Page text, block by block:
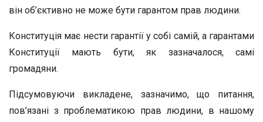
він об’єктивно не може бути гарантом прав людини.
Конституція має нести гарантії у собі самій, а гарантами
Конституції мають бути, як зазначалося, самі
громадяни.
Підсумовуючи викладене, зазначимо, що питання,
пов’язані з проблематикою прав людини, в нашому